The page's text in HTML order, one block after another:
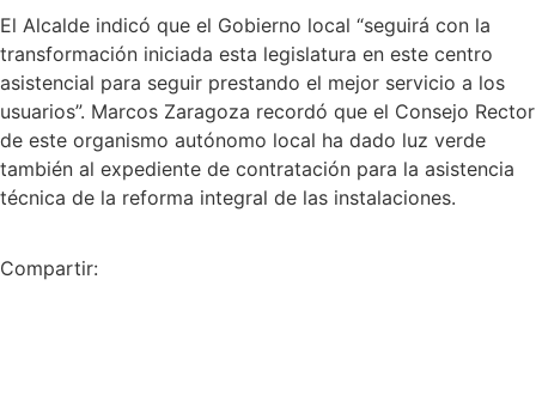
El Alcalde indicó que el Gobierno local “seguirá con la
transformación iniciada esta legislatura en este centro
asistencial para seguir prestando el mejor servicio a los
usuarios”. Marcos Zaragoza recordó que el Consejo Rector
de este organismo autónomo local ha dado luz verde
también al expediente de contratación para la asistencia
técnica de la reforma integral de las instalaciones.
Compartir: